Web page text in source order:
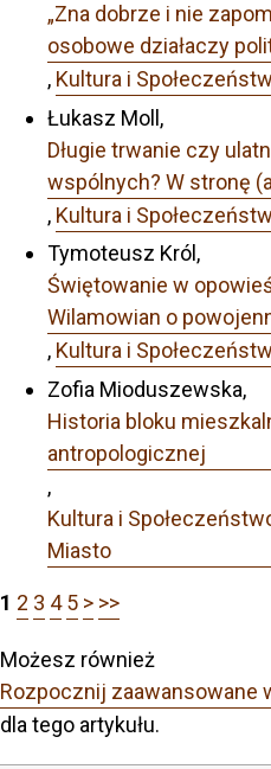
„Zna dobrze i nie
osobowe działaczy
, Kultura i
Łukasz Moll,
Długie trwanie czy
wspólnych? W stronę
, Kultura i
Tymoteusz Król,
Świętowanie w
Wilamowian o
, Kultura i
Zofia Mioduszewska,
Historia bloku
antropologicznej
,
Kultura i
Miasto
1 2 3 4 5 > >>
Możesz również
Rozpocznij zaawansowane
dla tego artykułu.